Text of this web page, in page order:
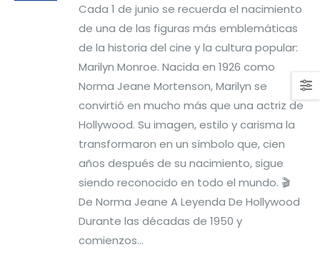
Cada 1 de junio se recuerda el nacimiento
de una de las figuras más emblemáticas
de la historia del cine y la cultura popular:
Marilyn Monroe. Nacida en 1926 como
Norma Jeane Mortenson, Marilyn se
convirtió en mucho más que una actriz de
Hollywood. Su imagen, estilo y carisma la
transformaron en un símbolo que, cien
años después de su nacimiento, sigue
siendo reconocido en todo el mundo. 🎬
De Norma Jeane A Leyenda De Hollywood
Durante las décadas de 1950 y
comienzos...